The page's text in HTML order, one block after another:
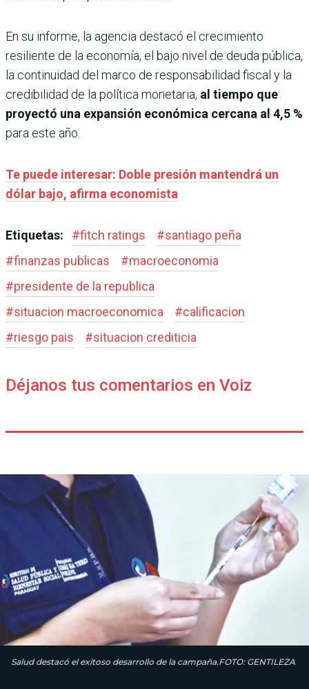
En su informe, la agencia destacó el crecimiento
resiliente de la economía, el bajo nivel de deuda pública,
la continuidad del marco de responsabilidad fiscal y la
credibilidad de la política monetaria, al tiempo que
proyectó una expansión económica cercana al 4,5 %
para este año.
Te puede interesar: Doble presión mantendrá un
dólar bajo, afirma economista
Etiquetas: #fitch ratings #santiago peña
#finanzas publicas #macroeconomia
#presidente de la republica
#situacion macroeconomica #calificacion
#riesgo pais #situacion crediticia
Déjanos tus comentarios en Voiz
Salud destacó el exitoso desarrollo de la campaña.FOTO: GENTILEZA